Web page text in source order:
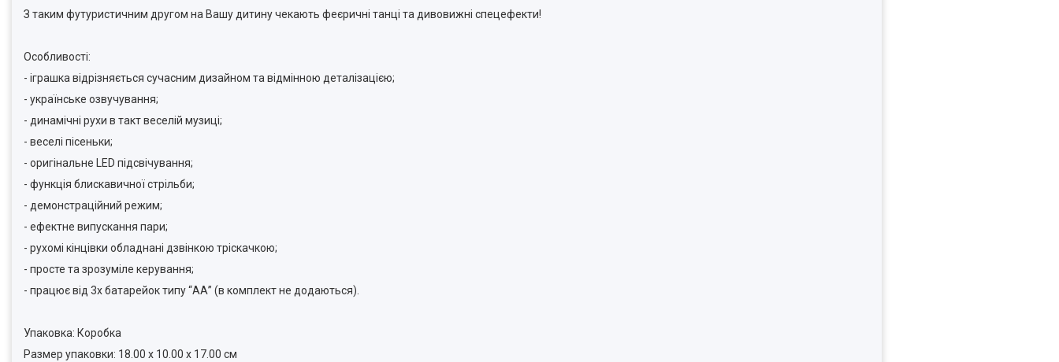
З таким футуристичним другом на Вашу дитину чекають феєричні танці та дивовижні спецефекти!
Особливості:
- іграшка відрізняється сучасним дизайном та відмінною деталізацією;
- українське озвучування;
- динамічні рухи в такт веселій музиці;
- веселі пісеньки;
- оригінальне LED підсвічування;
- функція блискавичної стрільби;
- демонстраційний режим;
- ефектне випускання пари;
- рухомі кінцівки обладнані дзвінкою тріскачкою;
- просте та зрозуміле керування;
- працює від 3х батарейок типу “АА” (в комплект не додаються).
Упаковка: Коробка
Размер упаковки: 18.00 x 10.00 x 17.00 см